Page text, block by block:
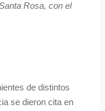
Rosa, con el
de distintos
se dieron cita en